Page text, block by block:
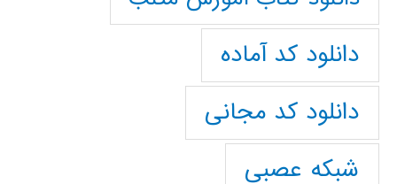
دانلود کد آماده
دانلود کد مجانی
شبکه عصبی